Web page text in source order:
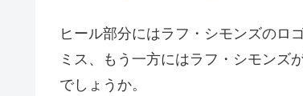
ヒール部分にはラフ・シモンズのロ
ミス、もう一方にはラフ・シモンズ
でしょうか。